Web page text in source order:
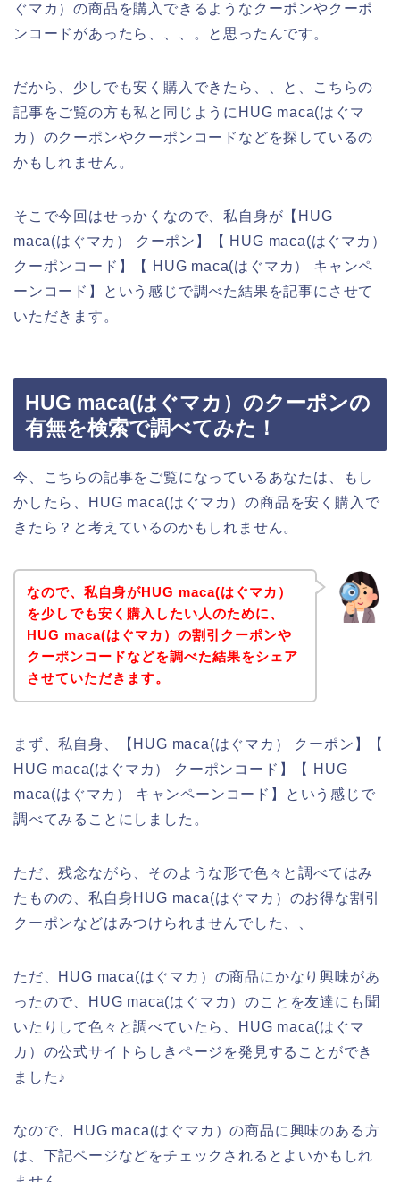
ぐマカ）の商品を購入できるようなクーポンやクーポ
ンコードがあったら、、、。と思ったんです。
だから、少しでも安く購入できたら、、と、こちらの
記事をご覧の方も私と同じようにHUG maca(はぐマ
カ）のクーポンやクーポンコードなどを探しているの
かもしれません。
そこで今回はせっかくなので、私自身が【HUG
maca(はぐマカ） クーポン】【 HUG maca(はぐマカ）
クーポンコード】【 HUG maca(はぐマカ） キャンペ
ーンコード】という感じで調べた結果を記事にさせて
いただきます。
HUG maca(はぐマカ）のクーポンの
有無を検索で調べてみた！
今、こちらの記事をご覧になっているあなたは、もし
かしたら、HUG maca(はぐマカ）の商品を安く購入で
きたら？と考えているのかもしれません。
なので、私自身がHUG maca(はぐマカ）
を少しでも安く購入したい人のために、
HUG maca(はぐマカ）の割引クーポンや
クーポンコードなどを調べた結果をシェア
させていただきます。
まず、私自身、【HUG maca(はぐマカ） クーポン】【
HUG maca(はぐマカ） クーポンコード】【 HUG
maca(はぐマカ） キャンペーンコード】という感じで
調べてみることにしました。
ただ、残念ながら、そのような形で色々と調べてはみ
たものの、私自身HUG maca(はぐマカ）のお得な割引
クーポンなどはみつけられませんでした、、
ただ、HUG maca(はぐマカ）の商品にかなり興味があ
ったので、HUG maca(はぐマカ）のことを友達にも聞
いたりして色々と調べていたら、HUG maca(はぐマ
カ）の公式サイトらしきページを発見することができ
ました♪
なので、HUG maca(はぐマカ）の商品に興味のある方
は、下記ページなどをチェックされるとよいかもしれ